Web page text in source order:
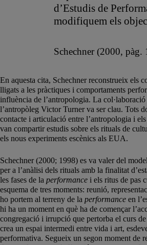
d’Estudis de
modifiquem els
Schechner (2000, pàg.
En aquesta cita, Schechner reconstrueix els
lligats a les pràctiques i comportaments
influència de l’antropologia. La
l’antropòleg Victor Turner va ser clau. Tots
contacte i articulació entre l’antropologia i
van compartir estudis sobre els rituals de
els nous experiments escènics als EUA.
Schechner (2000; 1998) es va valer del
per a l’anàlisi dels rituals amb la finalitat
les fases de la performance i els ritus de pas
esquema de tres moments: reunió,
ho portem al terreny de la performance en
hi ha un moment en què ha de començar
congregació i irrupció que pertorba el curs
crea un espai intermedi entre vida i art,
performativa. Segueix un segon moment de